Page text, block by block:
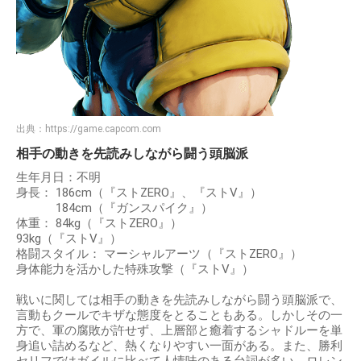
出典： https://game.capcom.com
相手の動きを先読みしながら闘う頭脳派
生年月日：不明
身長： 186cm（『ストZERO』、『ストV』）
184cm（『ガンスパイク』）
体重： 84kg（『ストZERO』）
93kg（『ストV』）
格闘スタイル： マーシャルアーツ（『ストZERO』）
身体能力を活かした特殊攻撃（『ストV』）
戦いに関しては相手の動きを先読みしながら闘う頭脳派で、
言動もクールでキザな態度をとることもある。しかしその一
方で、軍の腐敗が許せず、上層部と癒着するシャドルーを単
身追い詰めるなど、熱くなりやすい一面がある。また、勝利